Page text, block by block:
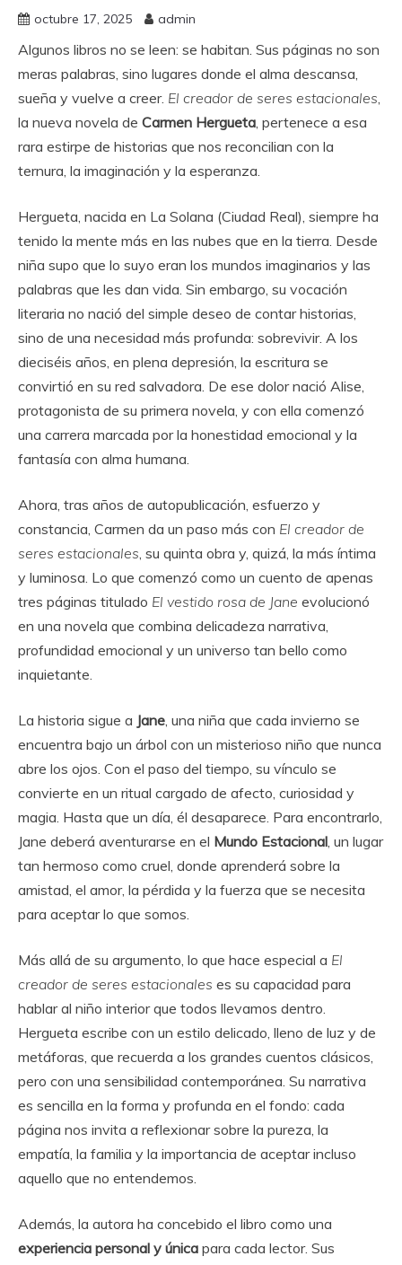
octubre 17, 2025 admin
Algunos libros no se leen: se habitan. Sus páginas no son
meras palabras, sino lugares donde el alma descansa,
sueña y vuelve a creer. El creador de seres estacionales,
la nueva novela de Carmen Hergueta, pertenece a esa
rara estirpe de historias que nos reconcilian con la
ternura, la imaginación y la esperanza.
Hergueta, nacida en La Solana (Ciudad Real), siempre ha
tenido la mente más en las nubes que en la tierra. Desde
niña supo que lo suyo eran los mundos imaginarios y las
palabras que les dan vida. Sin embargo, su vocación
literaria no nació del simple deseo de contar historias,
sino de una necesidad más profunda: sobrevivir. A los
dieciséis años, en plena depresión, la escritura se
convirtió en su red salvadora. De ese dolor nació Alise,
protagonista de su primera novela, y con ella comenzó
una carrera marcada por la honestidad emocional y la
fantasía con alma humana.
Ahora, tras años de autopublicación, esfuerzo y
constancia, Carmen da un paso más con El creador de
seres estacionales, su quinta obra y, quizá, la más íntima
y luminosa. Lo que comenzó como un cuento de apenas
tres páginas titulado El vestido rosa de Jane evolucionó
en una novela que combina delicadeza narrativa,
profundidad emocional y un universo tan bello como
inquietante.
La historia sigue a Jane, una niña que cada invierno se
encuentra bajo un árbol con un misterioso niño que nunca
abre los ojos. Con el paso del tiempo, su vínculo se
convierte en un ritual cargado de afecto, curiosidad y
magia. Hasta que un día, él desaparece. Para encontrarlo,
Jane deberá aventurarse en el Mundo Estacional, un lugar
tan hermoso como cruel, donde aprenderá sobre la
amistad, el amor, la pérdida y la fuerza que se necesita
para aceptar lo que somos.
Más allá de su argumento, lo que hace especial a El
creador de seres estacionales es su capacidad para
hablar al niño interior que todos llevamos dentro.
Hergueta escribe con un estilo delicado, lleno de luz y de
metáforas, que recuerda a los grandes cuentos clásicos,
pero con una sensibilidad contemporánea. Su narrativa
es sencilla en la forma y profunda en el fondo: cada
página nos invita a reflexionar sobre la pureza, la
empatía, la familia y la importancia de aceptar incluso
aquello que no entendemos.
Además, la autora ha concebido el libro como una
experiencia personal y única para cada lector. Sus